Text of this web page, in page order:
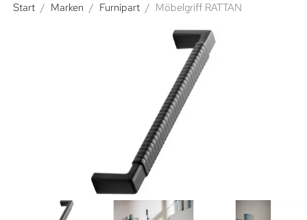
Start / Marken / Furnipart / Möbelgriff RATTAN